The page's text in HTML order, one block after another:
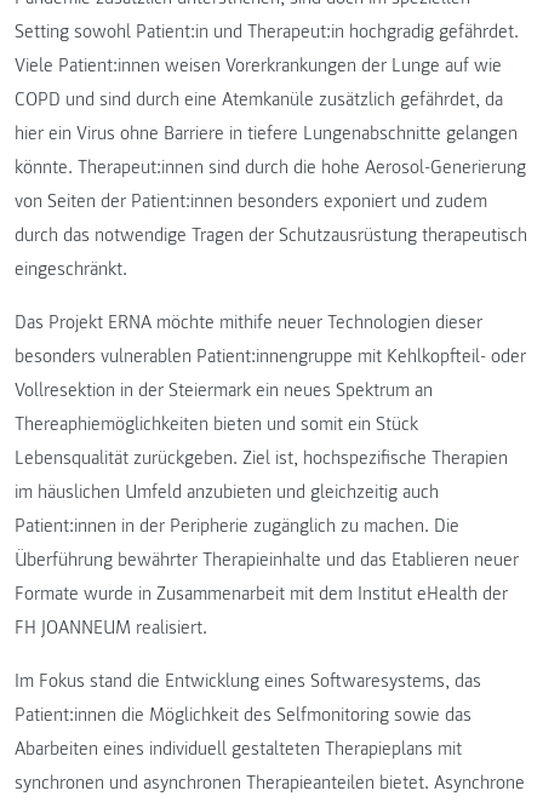
Setting sowohl Patient:in und Therapeut:in hochgradig gefährdet.
Viele Patient:innen weisen Vorerkrankungen der Lunge auf wie
COPD und sind durch eine Atemkanüle zusätzlich gefährdet, da
hier ein Virus ohne Barriere in tiefere Lungenabschnitte gelangen
könnte. Therapeut:innen sind durch die hohe Aerosol-Generierung
von Seiten der Patient:innen besonders exponiert und zudem
durch das notwendige Tragen der Schutzausrüstung therapeutisch
eingeschränkt.
Das Projekt ERNA möchte mithife neuer Technologien dieser
besonders vulnerablen Patient:innengruppe mit Kehlkopfteil- oder
Vollresektion in der Steiermark ein neues Spektrum an
Thereaphiemöglichkeiten bieten und somit ein Stück
Lebensqualität zurückgeben. Ziel ist, hochspezifische Therapien
im häuslichen Umfeld anzubieten und gleichzeitig auch
Patient:innen in der Peripherie zugänglich zu machen. Die
Überführung bewährter Therapieinhalte und das Etablieren neuer
Formate wurde in Zusammenarbeit mit dem Institut eHealth der
FH JOANNEUM realisiert.
Im Fokus stand die Entwicklung eines Softwaresystems, das
Patient:innen die Möglichkeit des Selfmonitoring sowie das
Abarbeiten eines individuell gestalteten Therapieplans mit
synchronen und asynchronen Therapieanteilen bietet. Asynchrone